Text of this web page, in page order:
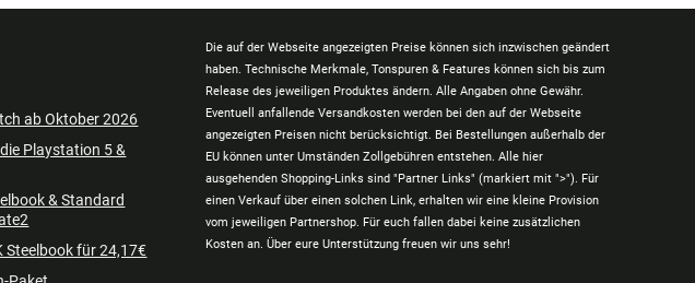
ab Oktober 2026
Playstation 5 &
& Standard
Steelbook für 24,17€
Die auf der Webseite angezeigten Preise können sich inzwischen geändert
haben. Technische Merkmale, Tonspuren & Features können sich bis zum
Release des jeweiligen Produktes ändern. Alle Angaben ohne Gewähr.
Eventuell anfallende Versandkosten werden bei den auf der Webseite
angezeigten Preisen nicht berücksichtigt. Bei Bestellungen außerhalb der
EU können unter Umständen Zollgebühren entstehen. Alle hier
ausgehenden Shopping-Links sind "Partner Links" (markiert mit ">"). Für
einen Verkauf über einen solchen Link, erhalten wir eine kleine Provision
vom jeweiligen Partnershop. Für euch fallen dabei keine zusätzlichen
Kosten an. Über eure Unterstützung freuen wir uns sehr!